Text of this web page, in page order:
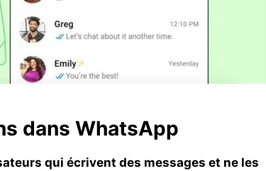
dans WhatsApp
qui écrivent des messages et ne les